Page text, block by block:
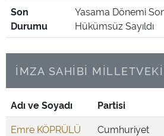
Son
Durumu
Yasama Dönemi
Hükümsüz Sayıldı
İMZA SAHİBİ
Adı ve Soyadı Partisi
Emre KÖPRÜLÜ
Cumhuriyet